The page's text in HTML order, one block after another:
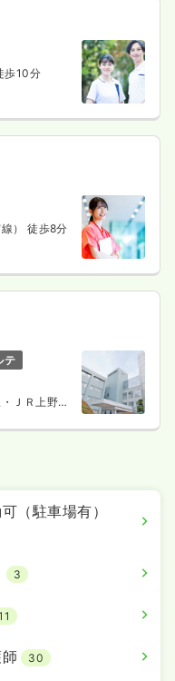
歩10分
） 徒歩8分
テ
ＪＲ上野東
（駐車場有）
3
30